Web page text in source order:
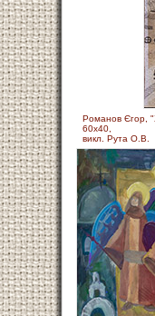
Романов Єгор,
60х40,
викл. Рута О.В.